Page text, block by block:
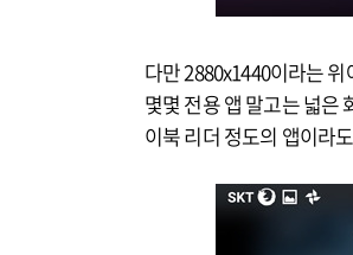
다만 2880x1440이라는
몇몇 전용 앱 말고는 넓은
이북 리더 정도의 앱이라